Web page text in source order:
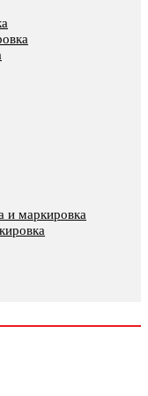
и маркировка